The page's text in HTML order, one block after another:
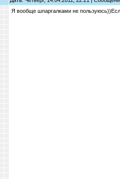
Я вообще шпаргалками не